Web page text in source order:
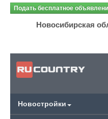
Подать бесплатное
Новосибирская
Новостройки